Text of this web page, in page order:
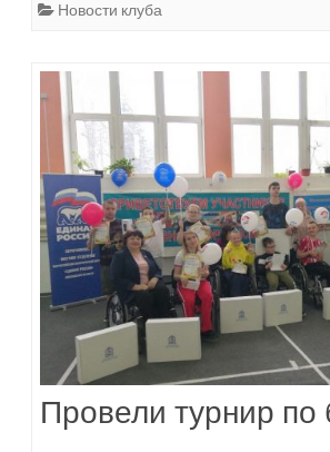
Новости клуба
Провели турнир по